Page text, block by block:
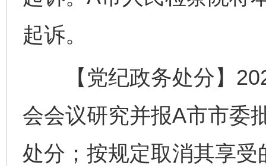
起诉。
【党纪政务处分】
会会议研究并报A市市委
处分；按规定取消其享受